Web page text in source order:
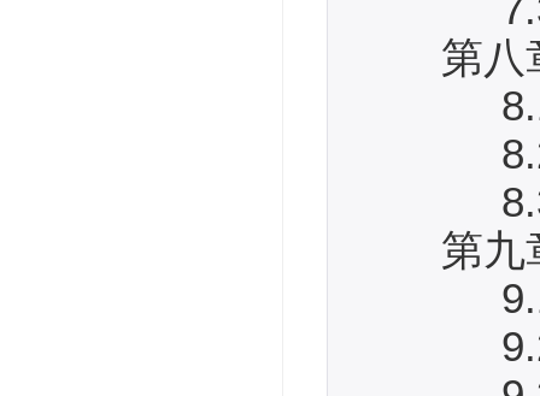
7.3
第八章
8.1
8.2实
8.3实
第九章
9.1制
9.2组